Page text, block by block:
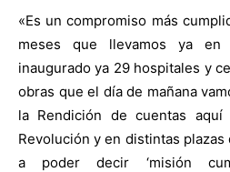
«Es un compromiso más
meses que llevamos ya
inaugurado ya 29 hospitales y
obras que el día de mañana
la Rendición de cuentas
Revolución y en distintas plazas
a poder decir ‘misión